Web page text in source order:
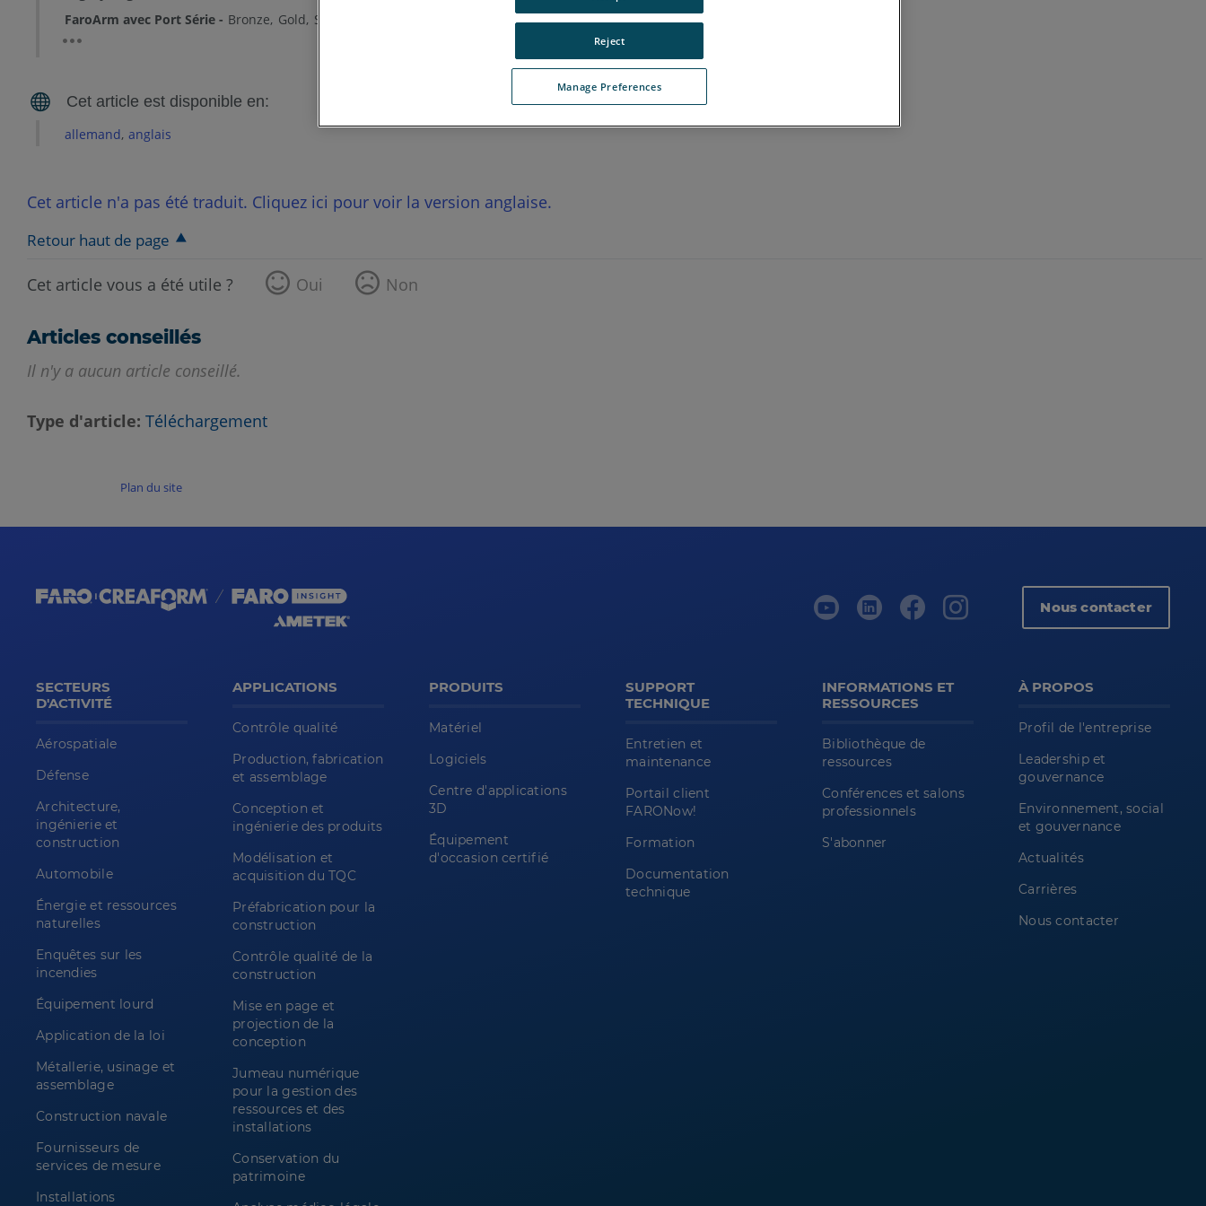
FaroArm avec Port Série
Bronze Gold Silver
allemand anglais
Cet article n'a pas été traduit. Cliquez ici pour voir la version anglaise.
Retour haut de page
Cet article vous a été utile ? Oui Non
Articles conseillés
Il n'y a aucun article conseillé.
Type d'article Téléchargement
Plan du site
Nous contacter
SECTEURS
D'ACTIVITÉ
Aérospatiale
Défense
Architecture,
ingénierie et
construction
Automobile
Énergie et ressources
naturelles
Enquêtes sur les
incendies
Équipement lourd
Application de la loi
Métallerie, usinage et
assemblage
Construction navale
Fournisseurs de
services de mesure
Installations
APPLICATIONS
Contrôle qualité
Production, fabrication
et assemblage
Conception et
ingénierie des produits
Modélisation et
acquisition du TQC
Préfabrication pour la
construction
Contrôle qualité de la
construction
Mise en page et
projection de la
conception
Jumeau numérique
pour la gestion des
ressources et des
installations
Conservation du
patrimoine
PRODUITS
Matériel
Logiciels
Centre d'applications
3D
Équipement
d'occasion certifié
SUPPORT
TECHNIQUE
Entretien et
maintenance
Portail client
FARONow!
Formation
Documentation
technique
INFORMATIONS ET
RESSOURCES
Bibliothèque de
ressources
Conférences et salons
professionnels
S'abonner
À PROPOS
Profil de l'entreprise
Leadership et
gouvernance
Environnement, social
et gouvernance
Actualités
Carrières
Nous contacter
Manage Preferences
Reject